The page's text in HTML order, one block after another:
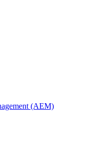
(AEM)